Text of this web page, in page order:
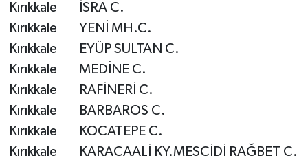
Kırıkkale İSRA C.
Kırıkkale YENİ MH.C.
Kırıkkale EYÜP SULTAN C.
Kırıkkale MEDİNE C.
Kırıkkale RAFİNERİ C.
Kırıkkale BARBAROS C.
Kırıkkale KOCATEPE C.
Kırıkkale KARACAALİ KY.MESCİDİ RAĞBET C.
Eskişehir Müftülüğü
Gaziantep Müftülüğü
Giresun Müftülüğü
Gümüşhane Müftülüğü
Hakkari Müftülüğü